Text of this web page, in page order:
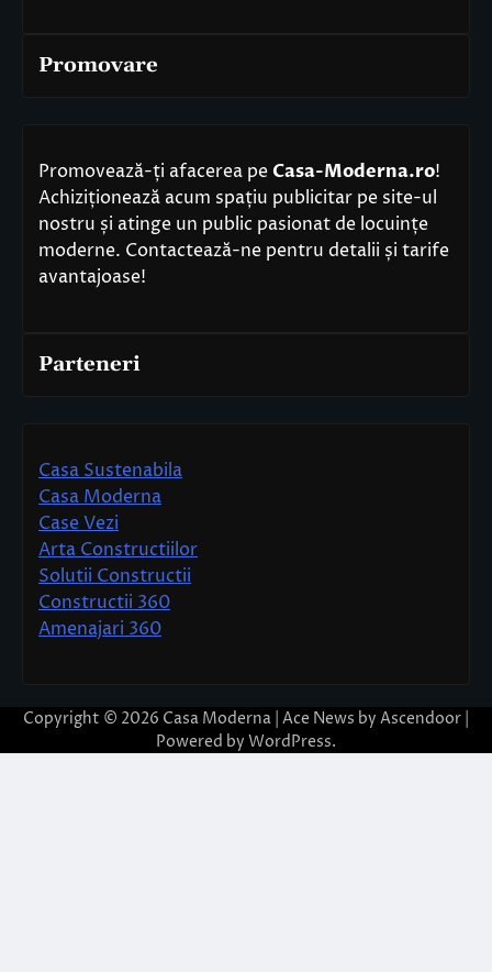
Promovare
Promovează-ți afacerea pe Casa-Moderna.ro!
Achiziționează acum spațiu publicitar pe site-ul
nostru și atinge un public pasionat de locuințe
moderne. Contactează-ne pentru detalii și tarife
avantajoase!
Parteneri
Casa Sustenabila
Casa Moderna
Case Vezi
Arta Constructiilor
Solutii Constructii
Constructii 360
Amenajari 360
Copyright © 2026 Casa Moderna | Ace News by Ascendoor
Powered by WordPress.